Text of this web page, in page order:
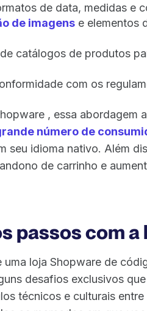
de data, medidas e
de imagens e elementos
catálogos de produtos
com os
, essa
número de
seu idioma nativo. Além
de carrinho e
passos com
uma loja Shopware de
desafios exclusivos
técnicos e culturais